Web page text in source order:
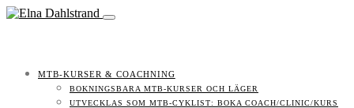
MTB-KURSER & COACHNING
BOKNINGSBARA MTB-KURSER OCH LÄGER
UTVECKLAS SOM MTB-CYKLIST: BOKA COACH/CLINIC/KURS